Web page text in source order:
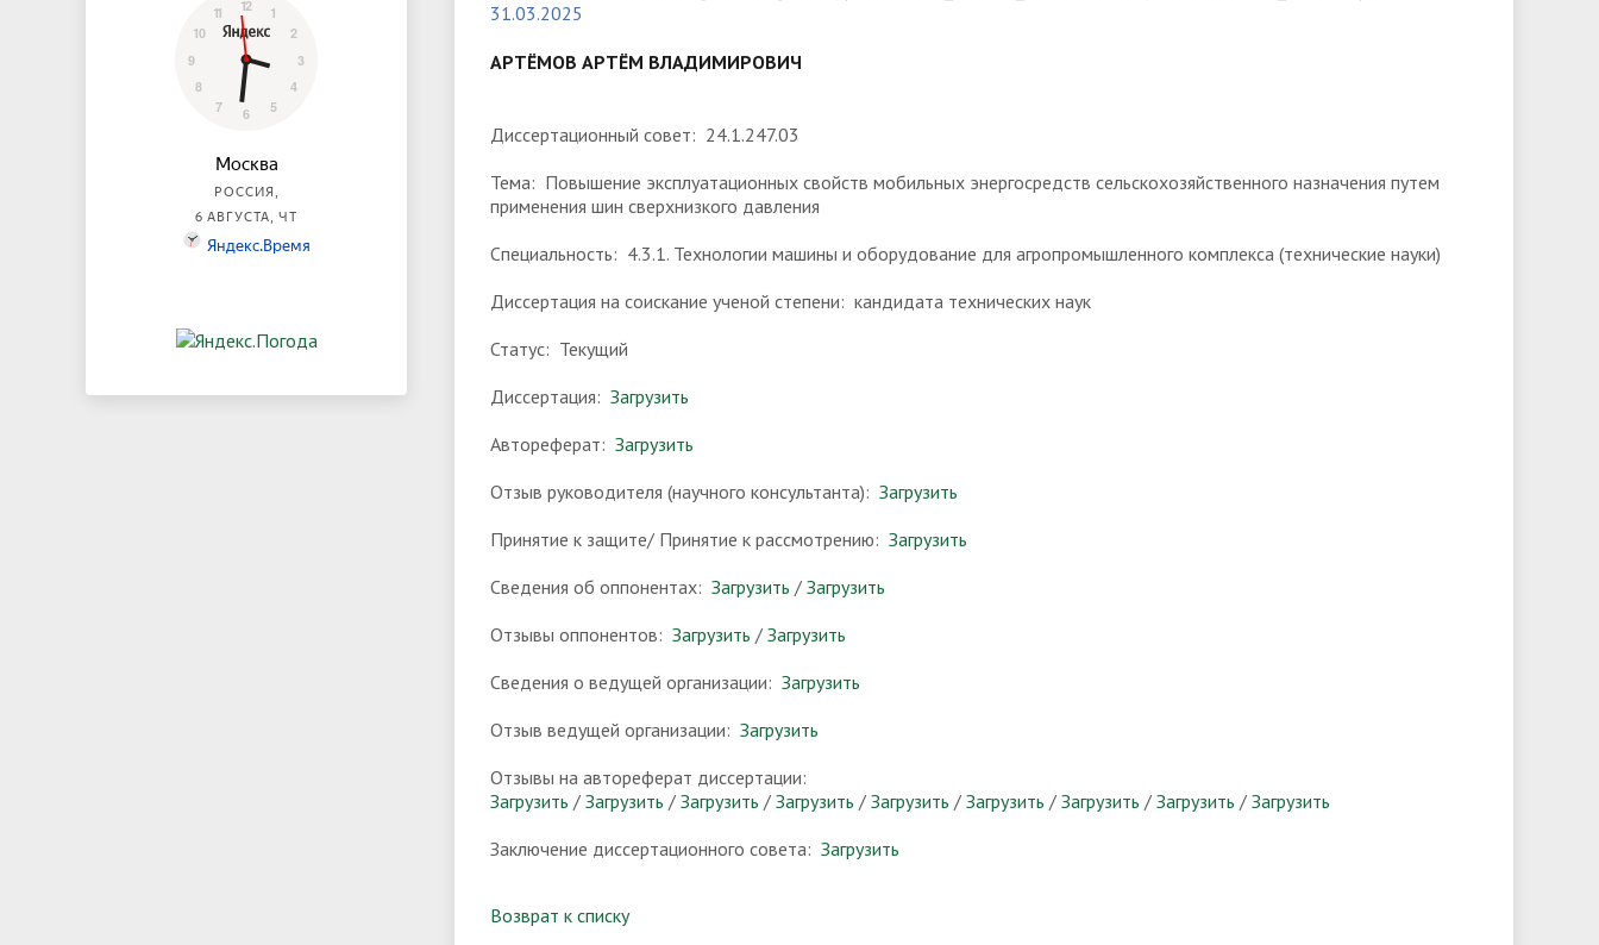
31.03.2025
АРТЁМОВ АРТЁМ ВЛАДИМИРОВИЧ
Диссертационный совет: 24.1.247.03
Тема: Повышение эксплуатационных свойств мобильных энергосредств сельскохозяйственного назначения путем
применения шин сверхнизкого давления
Специальность: 4.3.1. Технологии машины и оборудование для агропромышленного комплекса (технические науки)
Диссертация на соискание ученой степени: кандидата технических наук
Статус: Текущий
Диссертация: Загрузить
Автореферат: Загрузить
Отзыв руководителя (научного консультанта): Загрузить
Принятие к защите/ Принятие к рассмотрению: Загрузить
Сведения об оппонентах: Загрузить / Загрузить
Отзывы оппонентов: Загрузить / Загрузить
Сведения о ведущей организации: Загрузить
Отзыв ведущей организации: Загрузить
Отзывы на автореферат диссертации:
Загрузить / Загрузить / Загрузить / Загрузить / Загрузить / Загрузить / Загрузить / Загрузить / Загрузить
Заключение диссертационного совета: Загрузить
Возврат к списку